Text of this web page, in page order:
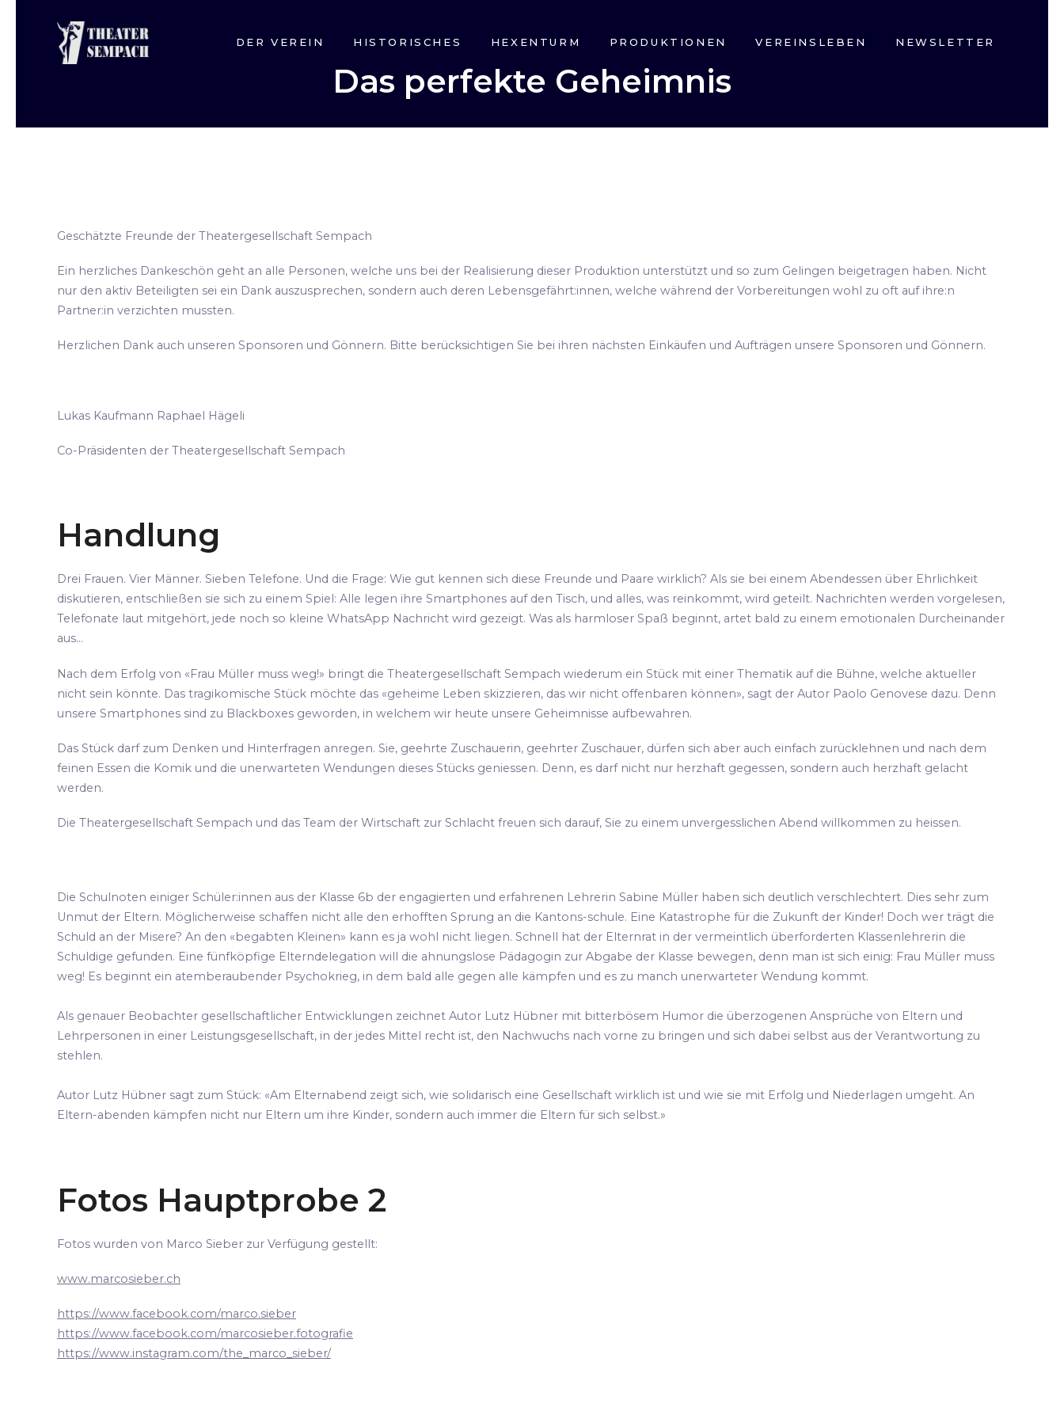
NAVIGATION
DER VEREIN HISTORISCHES HEXENTURM PRODUKTIONEN VEREINSLEBEN NEWSLETTER
Das perfekte Geheimnis
Geschätzte Freunde der Theatergesellschaft Sempach
Ein herzliches Dankeschön geht an alle Personen, welche uns bei der Realisierung dieser Produktion unterstützt und so zum Gelingen beigetragen haben. Nicht
nur den aktiv Beteiligten sei ein Dank auszusprechen, sondern auch deren Lebensgefährt:innen, welche während der Vorbereitungen wohl zu oft auf ihre:n
Partner:in verzichten mussten.
Herzlichen Dank auch unseren Sponsoren und Gönnern. Bitte berücksichtigen Sie bei ihren nächsten Einkäufen und Aufträgen unsere Sponsoren und Gönnern.
Lukas Kaufmann Raphael Hägeli
Co-Präsidenten der Theatergesellschaft Sempach
Handlung
Drei Frauen. Vier Männer. Sieben Telefone. Und die Frage: Wie gut kennen sich diese Freunde und Paare wirklich? Als sie bei einem Abendessen über Ehrlichkeit
diskutieren, entschließen sie sich zu einem Spiel: Alle legen ihre Smartphones auf den Tisch, und alles, was reinkommt, wird geteilt. Nachrichten werden vorgelesen,
Telefonate laut mitgehört, jede noch so kleine WhatsApp Nachricht wird gezeigt. Was als harmloser Spaß beginnt, artet bald zu einem emotionalen Durcheinander
aus…
Nach dem Erfolg von «Frau Müller muss weg!» bringt die Theatergesellschaft Sempach wiederum ein Stück mit einer Thematik auf die Bühne, welche aktueller
nicht sein könnte. Das tragikomische Stück möchte das «geheime Leben skizzieren, das wir nicht offenbaren können», sagt der Autor Paolo Genovese dazu. Denn
unsere Smartphones sind zu Blackboxes geworden, in welchem wir heute unsere Geheimnisse aufbewahren.
Das Stück darf zum Denken und Hinterfragen anregen. Sie, geehrte Zuschauerin, geehrter Zuschauer, dürfen sich aber auch einfach zurücklehnen und nach dem
feinen Essen die Komik und die unerwarteten Wendungen dieses Stücks geniessen. Denn, es darf nicht nur herzhaft gegessen, sondern auch herzhaft gelacht
werden.
Die Theatergesellschaft Sempach und das Team der Wirtschaft zur Schlacht freuen sich darauf, Sie zu einem unvergesslichen Abend willkommen zu heissen.
Die Schulnoten einiger Schüler:innen aus der Klasse 6b der engagierten und erfahrenen Lehrerin Sabine Müller haben sich deutlich verschlechtert. Dies sehr zum
Unmut der Eltern. Möglicherweise schaffen nicht alle den erhofften Sprung an die Kantons-schule. Eine Katastrophe für die Zukunft der Kinder! Doch wer trägt die
Schuld an der Misere? An den «begabten Kleinen» kann es ja wohl nicht liegen. Schnell hat der Elternrat in der vermeintlich überforderten Klassenlehrerin die
Schuldige gefunden. Eine fünfköpfige Elterndelegation will die ahnungslose Pädagogin zur Abgabe der Klasse bewegen, denn man ist sich einig: Frau Müller muss
weg! Es beginnt ein atemberaubender Psychokrieg, in dem bald alle gegen alle kämpfen und es zu manch unerwarteter Wendung kommt.
Als genauer Beobachter gesellschaftlicher Entwicklungen zeichnet Autor Lutz Hübner mit bitterbösem Humor die überzogenen Ansprüche von Eltern und
Lehrpersonen in einer Leistungsgesellschaft, in der jedes Mittel recht ist, den Nachwuchs nach vorne zu bringen und sich dabei selbst aus der Verantwortung zu
stehlen.
Autor Lutz Hübner sagt zum Stück: «Am Elternabend zeigt sich, wie solidarisch eine Gesellschaft wirklich ist und wie sie mit Erfolg und Niederlagen umgeht. An
Eltern-abenden kämpfen nicht nur Eltern um ihre Kinder, sondern auch immer die Eltern für sich selbst.»
Fotos Hauptprobe 2
Fotos wurden von Marco Sieber zur Verfügung gestellt:
www.marcosieber.ch
https://www.facebook.com/marco.sieber
https://www.facebook.com/marcosieber.fotografie
https://www.instagram.com/the_marco_sieber/